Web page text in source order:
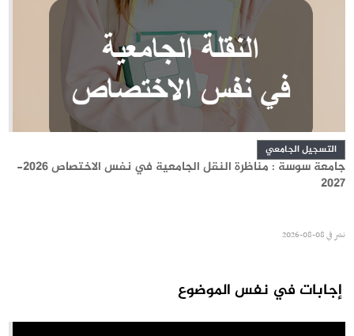
التسجيل الجامعي
جامعة سوسة : مناظرة النقل الجامعية في نفس الاختصاص 2026-
2027
نشر في08-08-2026
إجابات في نفس الموضوع